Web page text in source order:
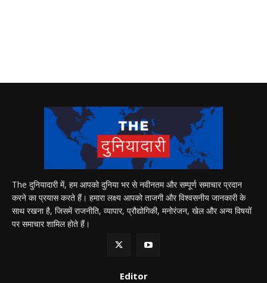
The दुनियादारी में, हम आपको दुनिया भर से नवीनतम और सम्पूर्ण समाचार प्रदान
करने का प्रयास करते हैं। हमारा लक्ष्य आपको ताजगी और विश्वसनीय जानकारी के
साथ रखना है, जिसमें राजनीति, व्यापार, प्रौद्योगिकी, मनोरंजन, खेल और अन्य विषयों
पर समाचार शामिल होते हैं।
Editor